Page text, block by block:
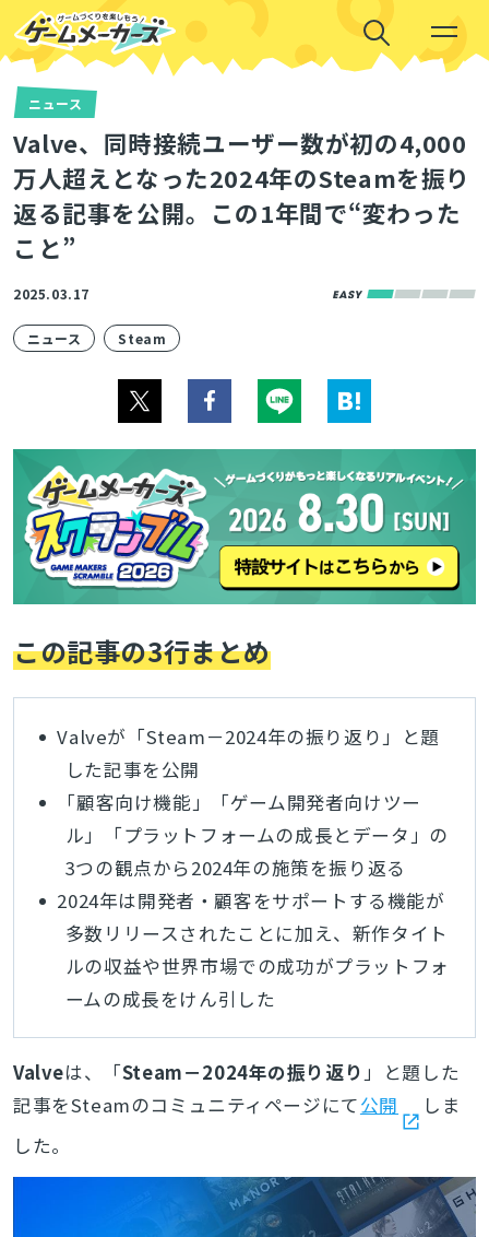
ニュース
Valve、同時接続ユーザー数が初の4,000
万人超えとなった2024年のSteamを振り
返る記事を公開。この1年間で“変わった
こと”
2025.03.17
ニュース Steam
この記事の3行まとめ
Valveが「Steam－2024年の振り返り」と題
した記事を公開
「顧客向け機能」「ゲーム開発者向けツー
ル」「プラットフォームの成長とデータ」の
3つの観点から2024年の施策を振り返る
2024年は開発者・顧客をサポートする機能が
多数リリースされたことに加え、新作タイト
ルの収益や世界市場での成功がプラットフォ
ームの成長をけん引した
Valveは、「Steam－2024年の振り返り 」と題した
記事をSteamのコミュニティページにて公開
しま
した。